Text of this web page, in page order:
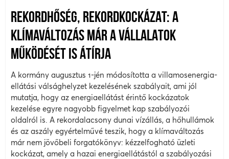
REKORDHŐSÉG, REKORDKOCKÁZAT: A
KLÍMAVÁLTOZÁS MÁR A VÁLLALATOK
MŰKÖDÉSÉT IS ÁTÍRJA
A kormány augusztus 1-jén módosította a villamosenergia-
ellátási válsághelyzet kezelésének szabályait, ami jól
mutatja, hogy az energiaellátást érintő kockázatok
kezelése egyre nagyobb figyelmet kap szabályozói
oldalról is. A rekordalacsony dunai vízállás, a hőhullámok
és az aszály egyértelművé teszik, hogy a klímaváltozás
már nem jövőbeli forgatókönyv: kézzelfogható üzleti
kockázat, amely a hazai energiaellátástól a szabályozási